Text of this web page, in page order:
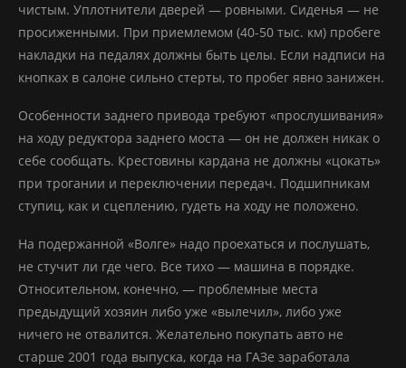
чистым. Уплотнители дверей — ровными. Сиденья — не
просиженными. При приемлемом (40-50 тыс. км) пробеге
накладки на педалях должны быть целы. Если надписи на
кнопках в салоне сильно стерты, то пробег явно занижен.
Особенности заднего привода требуют «прослушивания»
на ходу редуктора заднего моста — он не должен никак о
себе сообщать. Крестовины кардана не должны «цокать»
при трогании и переключении передач. Подшипникам
ступиц, как и сцеплению, гудеть на ходу не положено.
На подержанной «Волге» надо проехаться и послушать,
не стучит ли где чего. Все тихо — машина в порядке.
Относительном, конечно, — проблемные места
предыдущий хозяин либо уже «вылечил», либо уже
ничего не отвалится. Желательно покупать авто не
старше 2001 года выпуска, когда на ГАЗе заработала